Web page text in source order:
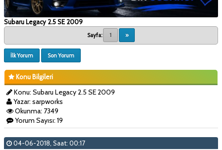
Subaru Legacy 2.5 SE 2009
Sayfa: 1 »
İlk Yorum Son Yorum
Konu Bilgileri
Konu: Subaru Legacy 2.5 SE 2009
Yazar: sarpworks
Okunma: 7349
Yorum Sayısı: 19
04-06-2018, Saat: 00:17